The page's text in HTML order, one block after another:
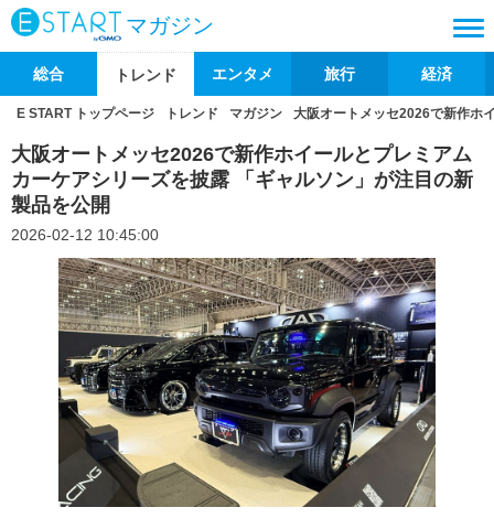
マガジン
総合 トレンド エンタメ 旅行 経済
E START トップページ トレンド マガジン 大阪オートメッセ2026で新作ホ
大阪オートメッセ2026で新作ホイールとプレミアム
カーケアシリーズを披露 「ギャルソン」が注目の新
製品を公開
2026-02-12 10:45:00